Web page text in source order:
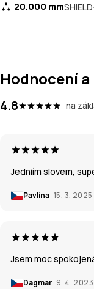
20.000 mm
Hodnocení
4.8 na
Jedniím slovem,
Pavlína 15. 3. 2025
Jsem moc
Dagmar 9. 4. 2023